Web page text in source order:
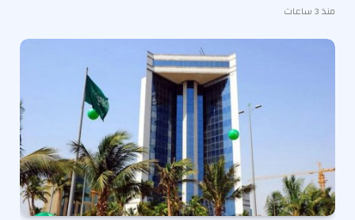
منذ 3 ساعات